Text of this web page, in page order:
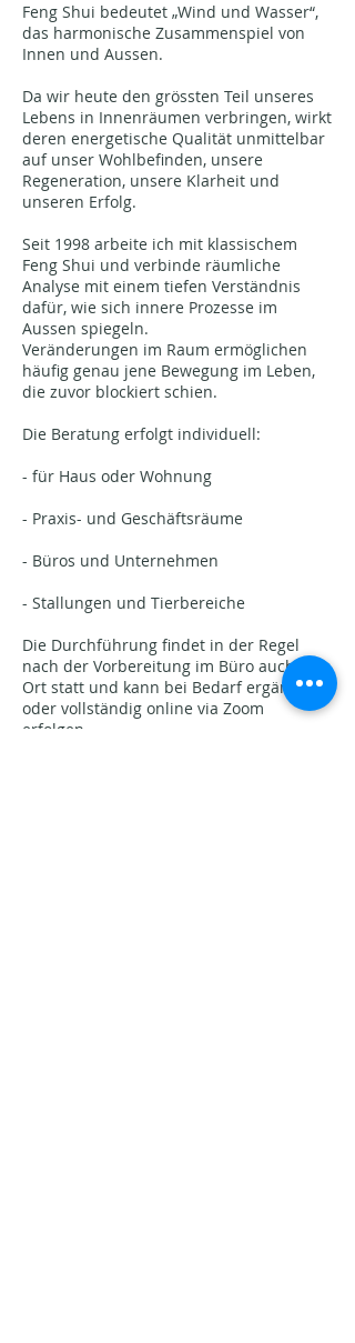
Feng Shui bedeutet „Wind und Wasser“,
das harmonische Zusammenspiel von
Innen und Aussen.
Da wir heute den grössten Teil unseres
Lebens in Innenräumen verbringen, wirkt
deren energetische Qualität unmittelbar
auf unser Wohlbefinden, unsere
Regeneration, unsere Klarheit und
unseren Erfolg.
Seit 1998 arbeite ich mit klassischem
Feng Shui und verbinde räumliche
Analyse mit einem tiefen Verständnis
dafür, wie sich innere Prozesse im
Aussen spiegeln.
Veränderungen im Raum ermöglichen
häufig genau jene Bewegung im Leben,
die zuvor blockiert schien.
Die Beratung erfolgt individuell:
- für Haus oder Wohnung
- Praxis- und Geschäftsräume
- Büros und Unternehmen
- Stallungen und Tierbereiche
Die Durchführung findet in der Regel
nach der Vorbereitung im Büro auch vor
Ort statt und kann bei Bedarf ergänzend
oder vollständig online via Zoom
erfolgen.